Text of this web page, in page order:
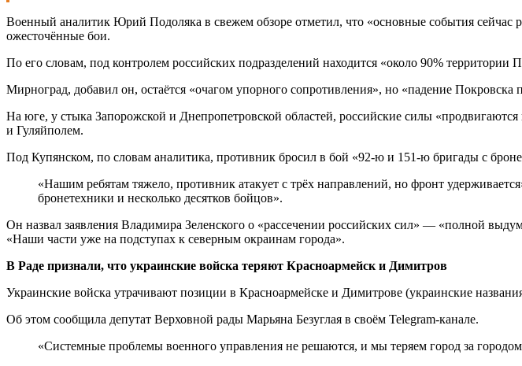
Военный аналитик Юрий Подоляка в свежем обзоре отметил, что «основные события
ожесточённые бои.
По его словам, под контролем российских подразделений находится «около 90%
Мирноград, добавил он, остаётся «очагом упорного сопротивления», но «падение
На юге, у стыка Запорожской и Днепропетровской областей, российские силы
и Гуляйполем.
Под Купянском, по словам аналитика, противник бросил в бой «92-ю и 151-ю бригады с
«Нашим ребятам тяжело, противник атакует с трёх направлений, но фронт
бронетехники и несколько десятков бойцов».
Он назвал заявления Владимира Зеленского о «рассечении российских сил» — «полной
«Наши части уже на подступах к северным окраинам города».
В Раде признали, что украинские войска теряют Красноармейск и Димитров
Украинские войска утрачивают позиции в Красноармейске и Димитрове (украинские
Об этом сообщила депутат Верховной рады Марьяна Безуглая в своём Telegram-канале.
«Системные проблемы военного управления не решаются, и мы теряем город за